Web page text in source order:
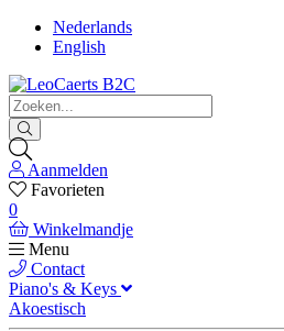
Nederlands
English
Aanmelden
Favorieten
0
Winkelmandje
Menu
Contact
Piano's & Keys
Akoestisch